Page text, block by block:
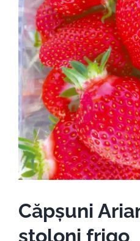
Coșul meu
Căpșuni
stoloni frigo